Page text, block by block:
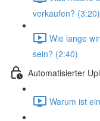
verkaufen? (3:20)
Wie lange
sein? (2:40)
Automatisierter
Warum ist